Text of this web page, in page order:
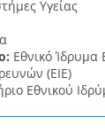
Υγείας
Εθνικό
(ΕΙΕ)
Εθνικού